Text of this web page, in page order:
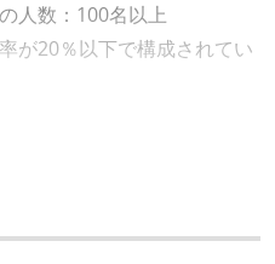
人数：100名以上
が20％以下で構成されてい
ムからSREチームへの異動